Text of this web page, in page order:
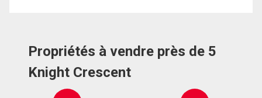
Propriétés à vendre près de 5
Knight Crescent